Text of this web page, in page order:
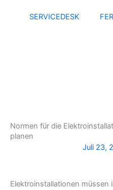
SERVICEDESK
Normen für die
planen
Juli 23,
Elektroinstallationen müssen